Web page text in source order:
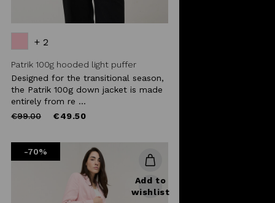
+ 2
Patrik 100g hooded light puffer
Designed for the transitional season,
the Patrik 100g down jacket is made
entirely from re ...
Price
€99.00to €49.50
-70%
Add to
wishlist